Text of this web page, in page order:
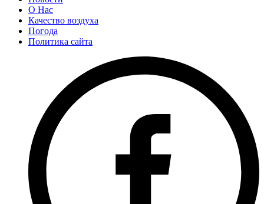
О Нас
Качество воздуха
Погода
Политика сайта